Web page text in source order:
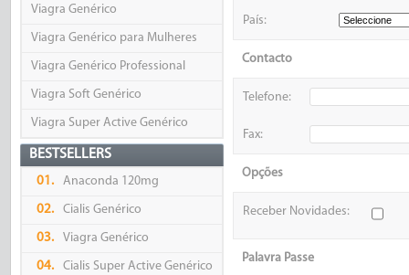
Viagra Genérico
Viagra Genérico para Mulheres
Viagra Genérico Professional
Viagra Soft Genérico
Viagra Super Active Genérico
BESTSELLERS
01. Anaconda 120mg
02. Cialis Genérico
03. Viagra Genérico
04. Cialis Super Active Genérico
País:
Contacto
Telefone:
Fax:
Opções
Receber Novidades:
Palavra Passe